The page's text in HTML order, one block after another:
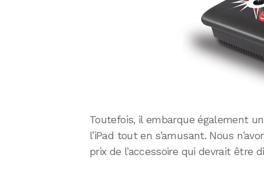
Toutefois, il embarque également
l’iPad tout en s’amusant. Nous
prix de l’accessoire qui devrait être